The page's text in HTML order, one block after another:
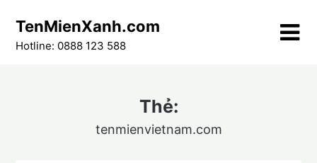
content
TenMienXanh.com
Hotline: 0888 123 588
Thẻ:
tenmienvietnam.com